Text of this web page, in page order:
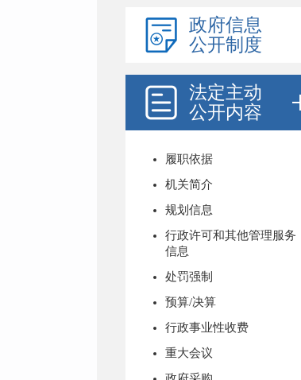
政府信息
公开制度
法定主动
公开内容
履职依据
机关简介
规划信息
行政许可和其他管理服务
信息
处罚强制
预算/决算
行政事业性收费
重大会议